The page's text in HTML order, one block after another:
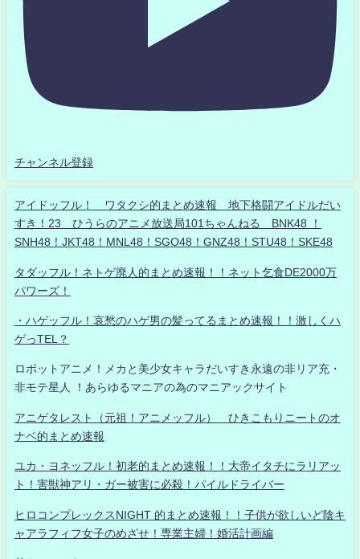
チャンネル登録
アイドッフル！ ワタクシ的まとめ速報 地下格闘アイドルだい
すき！23 ひうらのアニメ放送局101ちゃんねる BNK48 ！
SNH48！JKT48！MNL48！SGO48！GNZ48！STU48！SKE48
タダッフル！ネトゲ廃人的まとめ速報！！ネット乞食DE2000万
パワーズ！
・ハゲッフル！哀愁のハゲ男の髪ってるまとめ速報！！激しくハ
ゲっTEL？
ロボットアニメ！メカと美少女キャラだいすき永遠の非リア充・
非モテ星人 ！あらゆるマニアの為のマニアックサイト
アニゲタレスト（元祖！アニメッフル） ひきこもりニートのオ
ナベ的まとめ速報
ユカ・ヨネッフル！初老的まとめ速報！！大帝イタチにラリアッ
ト！害獣神アリ・ガー被害に必殺！パイルドライバー
ヒロコンプレックスNIGHT 的まとめ速報！！子供が欲しいど陰キ
ャアラフィフ女子のめざせ！専業主婦！婚活計画編